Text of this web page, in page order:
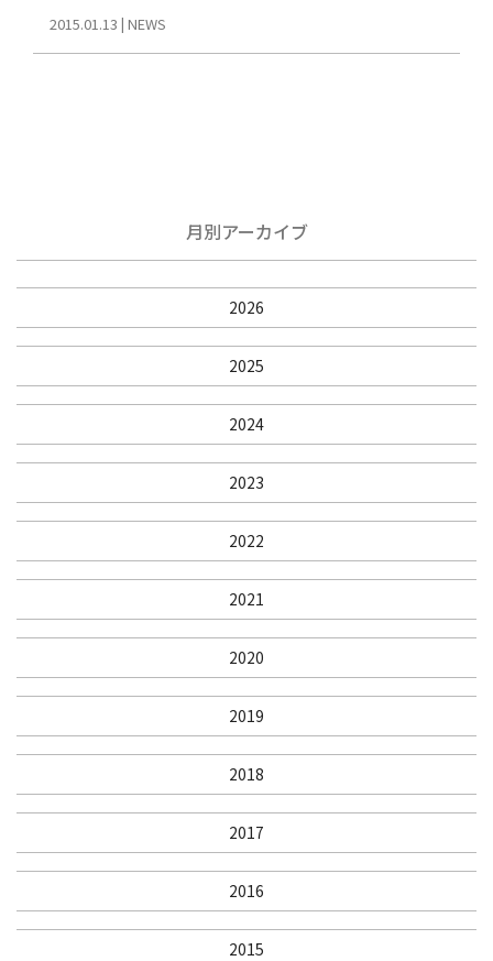
2015.01.13 | NEWS
月別アーカイブ
2026
2025
2024
2023
2022
2021
2020
2019
2018
2017
2016
2015